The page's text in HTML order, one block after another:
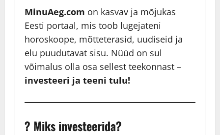
MinuAeg.com on kasvav ja mõjukas
Eesti portaal, mis toob lugejateni
horoskoope, mõtteterasid, uudiseid ja
elu puudutavat sisu. Nüüd on sul
võimalus olla osa sellest teekonnast –
investeeri ja teeni tulu!
? Miks investeerida?